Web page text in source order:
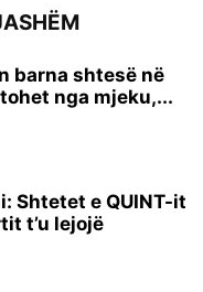
barna shtesë në
nga mjeku,...
Shtetet e QUINT-it
t’u lejojë